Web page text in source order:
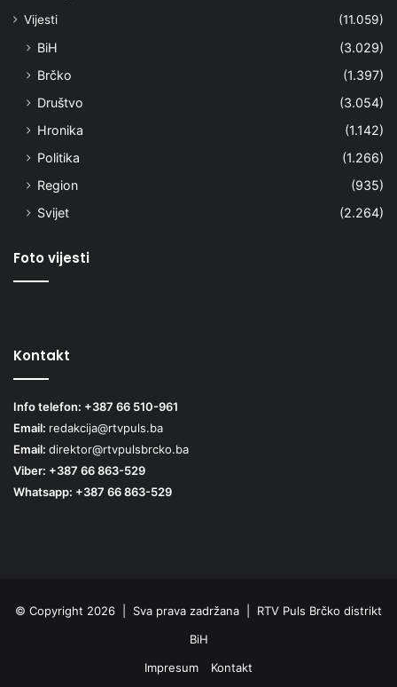
Vijesti
(11.059)
BiH
(3.029)
Brčko
(1.397)
Društvo
(3.054)
Hronika
(1.142)
Politika
(1.266)
Region
(935)
Svijet
(2.264)
Foto vijesti
Kontakt
Info telefon: +387 66 510-961
Email: redakcija@rtvpuls.ba
Email: direktor@rtvpulsbrcko.ba
Viber: +387 66 863-529
Whatsapp: +387 66 863-529
© Copyright 2026 | Sva prava zadržana | RTV Puls Brčko distrikt
BiH
Impresum
Kontakt